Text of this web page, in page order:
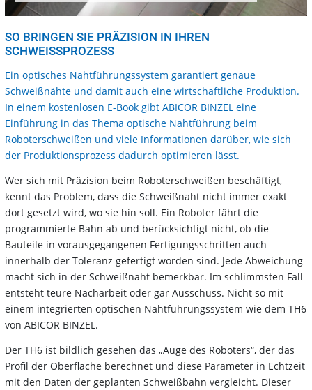
SO BRINGEN SIE PRÄZISION IN IHREN
SCHWEISSPROZESS
Ein optisches Nahtführungssystem garantiert genaue
Schweißnähte und damit auch eine wirtschaftliche Produktion.
In einem kostenlosen E-Book gibt ABICOR BINZEL eine
Einführung in das Thema optische Nahtführung beim
Roboterschweißen und viele Informationen darüber, wie sich
der Produktionsprozess dadurch optimieren lässt.
Wer sich mit Präzision beim Roboterschweißen beschäftigt,
kennt das Problem, dass die Schweißnaht nicht immer exakt
dort gesetzt wird, wo sie hin soll. Ein Roboter fährt die
programmierte Bahn ab und berücksichtigt nicht, ob die
Bauteile in vorausgegangenen Fertigungsschritten auch
innerhalb der Toleranz gefertigt worden sind. Jede Abweichung
macht sich in der Schweißnaht bemerkbar. Im schlimmsten Fall
entsteht teure Nacharbeit oder gar Ausschuss. Nicht so mit
einem integrierten optischen Nahtführungssystem wie dem TH6
von ABICOR BINZEL.
Der TH6 ist bildlich gesehen das „Auge des Roboters“, der das
Profil der Oberfläche berechnet und diese Parameter in Echtzeit
mit den Daten der geplanten Schweißbahn vergleicht. Dieser